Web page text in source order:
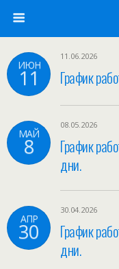
ИЮН
11
11.06.2026
График
МАЙ
8
08.05.2026
График
дни.
АПР
30
30.04.2026
График
дни.